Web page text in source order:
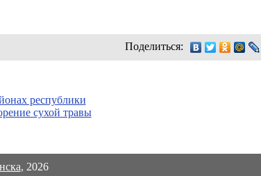
Поделиться:
республики
сухой травы
, 2026